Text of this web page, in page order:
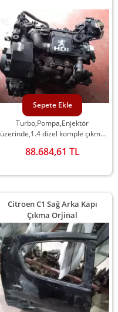
Turbo,Pompa,Enjektör
üzerinde,1.4 dizel komple çıkma
88.684,61 TL
Sepete Ekle
Citroen C1 Sağ Arka Kapı
Çıkma Orjinal